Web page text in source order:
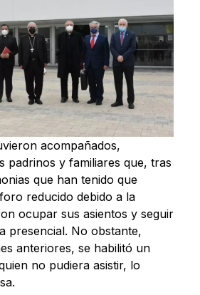
acompañados,
padrinos y familiares que, tras
que han tenido que
reducido debido a la
ocupar sus asientos y seguir
presencial. No obstante,
anteriores, se habilitó un
no pudiera asistir, lo